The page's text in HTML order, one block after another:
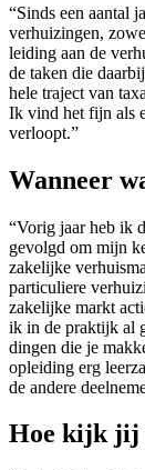
“Sinds een aantal
verhuizingen,
leiding aan de
de taken die
hele traject van
Ik vind het fijn als
verloopt.”
Wanneer
“Vorig jaar heb ik
gevolgd om mijn
zakelijke
particuliere
zakelijke markt
ik in de praktijk al
dingen die je
opleiding erg
de andere
Hoe kijk jij